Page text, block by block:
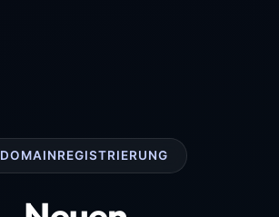
DOMAINREGISTRIERUNG